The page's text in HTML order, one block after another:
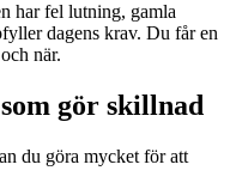
har fel lutning, gamla
dagens krav. Du får en
när.
gör skillnad
du göra mycket för att